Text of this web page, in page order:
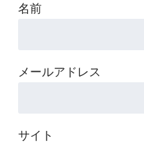
名前
メールアドレス
サイト